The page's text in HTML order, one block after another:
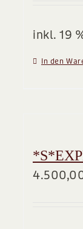
inkl. 19
In den